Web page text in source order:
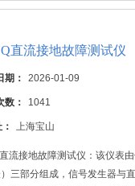
直流接地故障测试仪
期： 2026-01-09
数： 1041
上海宝山
流接地故障测试仪：该仪表
）三部分组成，信号发生器与